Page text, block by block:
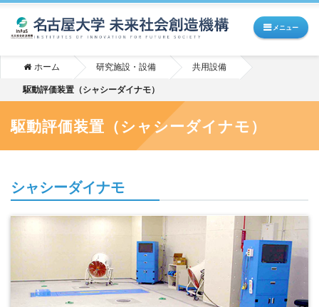
メニュー
ホーム 研究施設・設備 共用設備
駆動評価装置（シャシーダイナモ）
駆動評価装置（シャシーダイナモ）
シャシーダイナモ